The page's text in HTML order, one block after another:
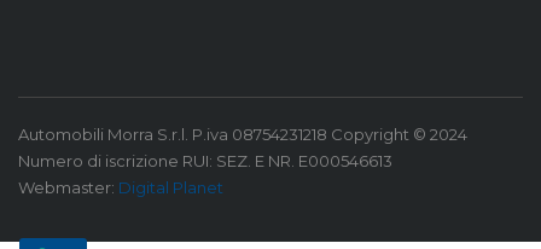
Automobili Morra S.r.l. P.iva 08754231218 Copyright © 2024
Numero di iscrizione RUI: SEZ. E NR. E000546613
Webmaster: Digital Planet